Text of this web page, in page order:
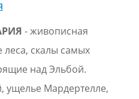
- живописная
леса, скалы самых
над Эльбой.
ущелье Мардертелле,